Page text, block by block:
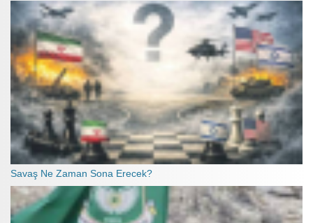
Savaş Ne Zaman Sona Erecek?